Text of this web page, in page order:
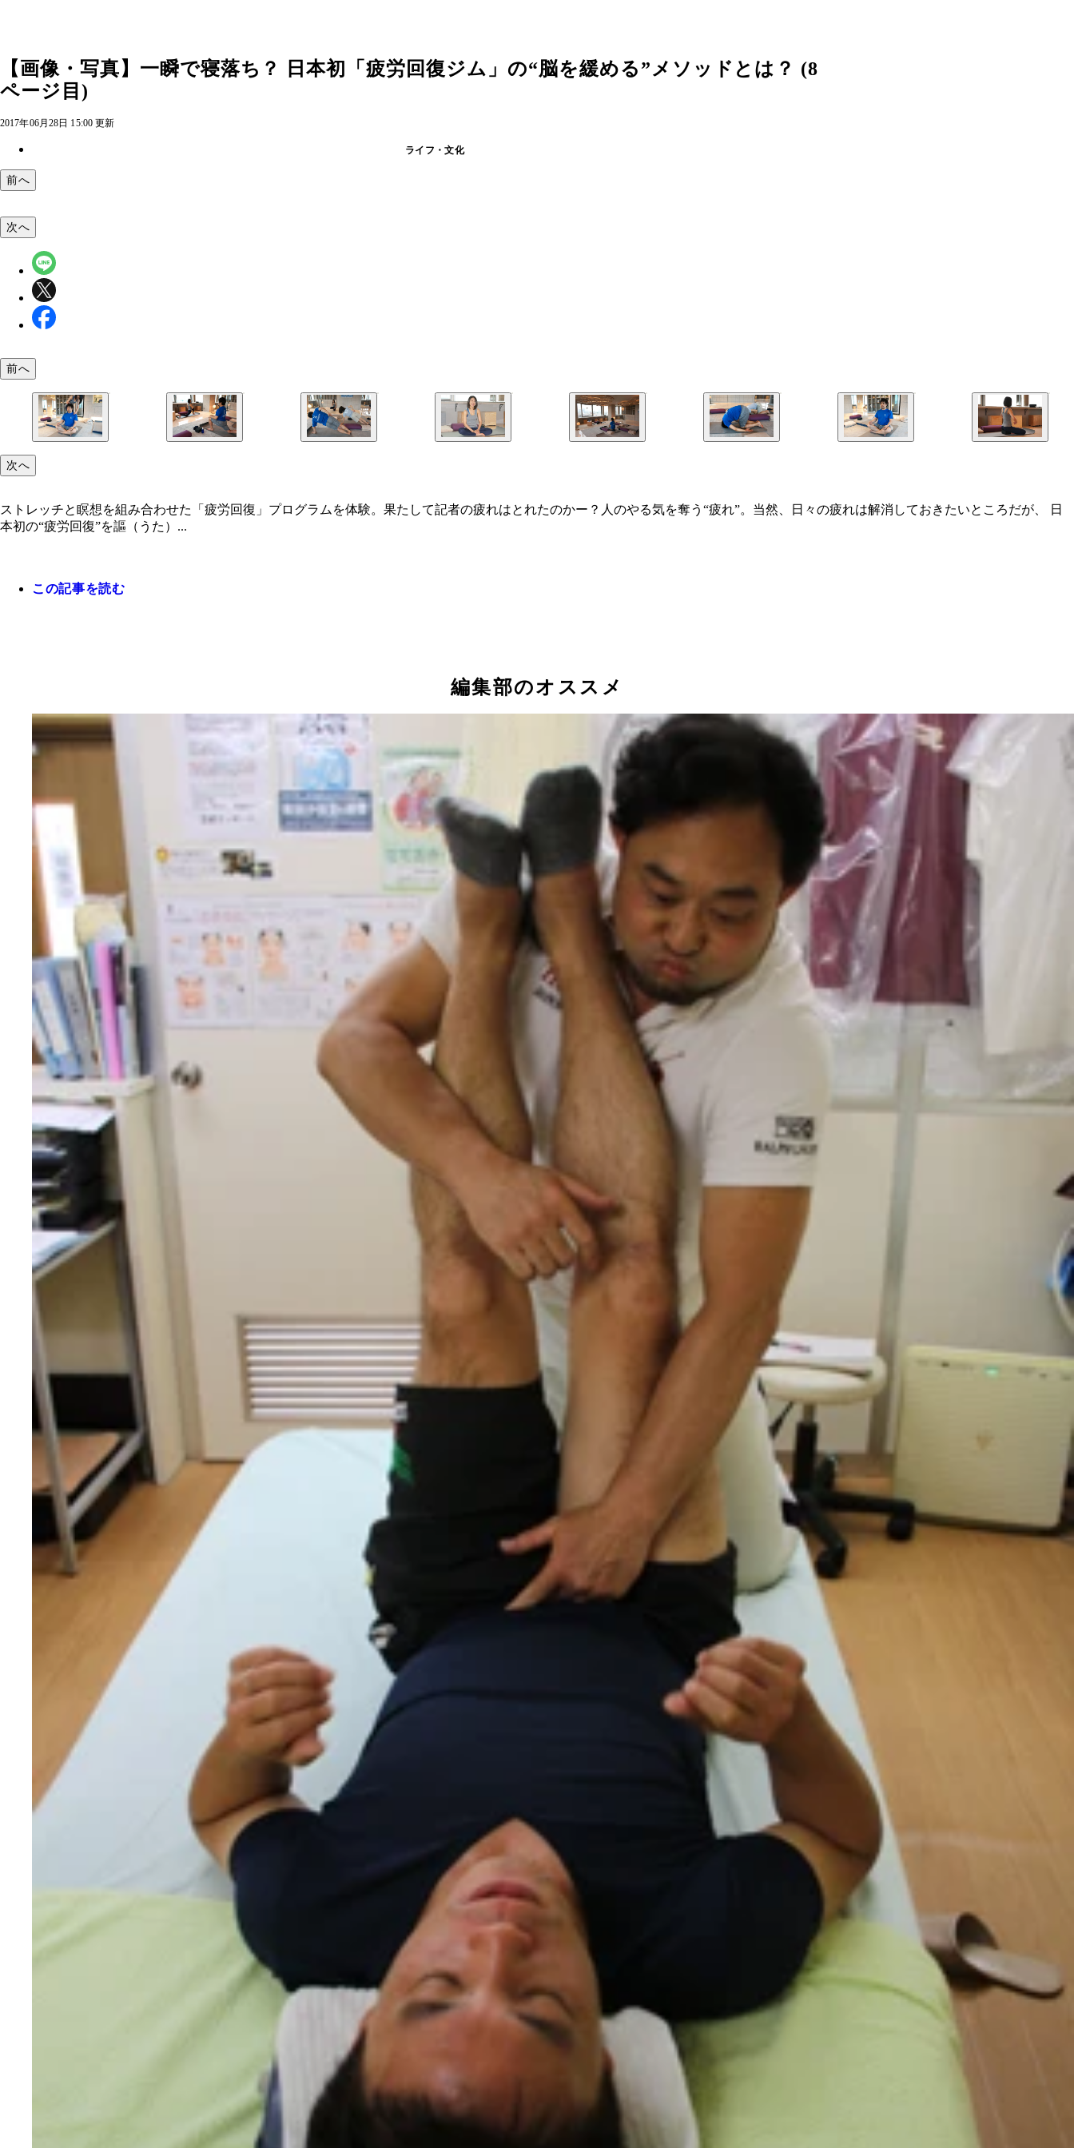
【画像・写真】一瞬で寝落ち？ 日本初「疲労回復ジム」の“脳を緩める”メソッドとは？ (8
ページ目)
2017年06月28日 15:00 更新
ライフ・文化
前へ
ストレッチと瞑想を組み合わせた「疲労回復」プログラムを体験。果たして記者の疲れはとれたのかー？
リラックスしに来たはずなのに、なかなかハードだ…
笑顔の素敵なインストラクターの松尾さん
開放感と高級感あふれるスタジオ
頭を下げるポーズも多いため、脳に血液や酸素が届きやすくなるそう
“お腹の風船”を意識して呼吸。吐く息では風船がしぼんでいくように…
スッと伸びた背筋のお手本。さすがキレイです
次へ
前へ
次へ
ストレッチと瞑想を組み合わせた「疲労回復」プログラムを体験。果たして記者の疲れはとれたのかー？人のやる気を奪う“疲れ”。当然、日々の疲れは解消しておきたいところだが、 日
本初の“疲労回復”を謳（うた）...
この記事を読む
編集部のオススメ